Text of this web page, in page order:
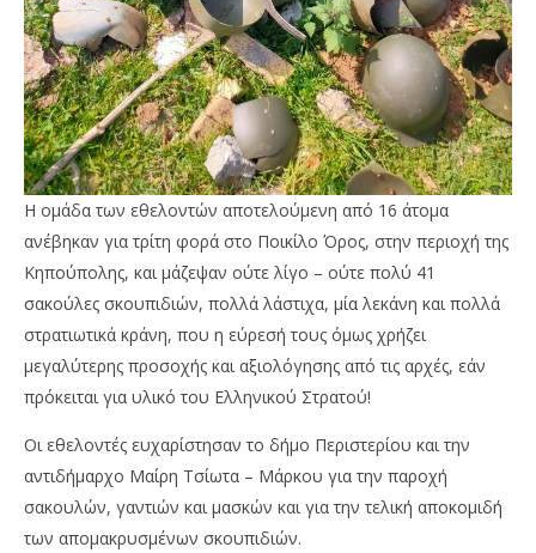
Η ομάδα των εθελοντών αποτελούμενη από 16 άτομα
ανέβηκαν για τρίτη φορά στο Ποικίλο Όρος, στην περιοχή της
Κηπούπολης, και μάζεψαν ούτε λίγο – ούτε πολύ 41
σακούλες σκουπιδιών, πολλά λάστιχα, μία λεκάνη και πολλά
στρατιωτικά κράνη, που η εύρεσή τους όμως χρήζει
μεγαλύτερης προσοχής και αξιολόγησης από τις αρχές, εάν
πρόκειται για υλικό του Ελληνικού Στρατού!
Οι εθελοντές ευχαρίστησαν το δήμο Περιστερίου και την
αντιδήμαρχο Μαίρη Τσίωτα – Μάρκου για την παροχή
σακουλών, γαντιών και μασκών και για την τελική αποκομιδή
των απομακρυσμένων σκουπιδιών.